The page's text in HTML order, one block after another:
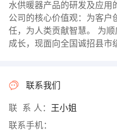
水供暖器产品的研发及应用
公司的核心价值观：为客户
任，为人类贡献智慧。 为
成长，现面向全国诚招县市
联系我们
联 系 人： 王小姐
联系手机：